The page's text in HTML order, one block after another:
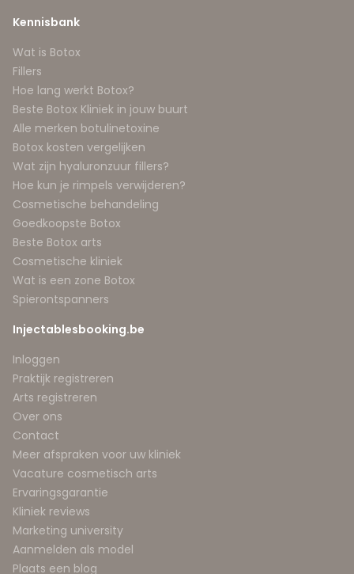
Kennisbank
Wat is Botox
Fillers
Hoe lang werkt Botox?
Beste Botox Kliniek in jouw buurt
Alle merken botulinetoxine
Botox kosten vergelijken
Wat zijn hyaluronzuur fillers?
Hoe kun je rimpels verwijderen?
Cosmetische behandeling
Goedkoopste Botox
Beste Botox arts
Cosmetische kliniek
Wat is een zone Botox
Spierontspanners
Injectablesbooking.be
Inloggen
Praktijk registreren
Arts registreren
Over ons
Contact
Meer afspraken voor uw kliniek
Vacature cosmetisch arts
Ervaringsgarantie
Kliniek reviews
Marketing university
Aanmelden als model
Plaats een blog